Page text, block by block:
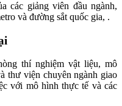
các giảng viên đầu ngành,
và đường sắt quốc gia, .
thí nghiệm vật liệu, mô
thư viện chuyên ngành giao
với mô hình thực tế và các